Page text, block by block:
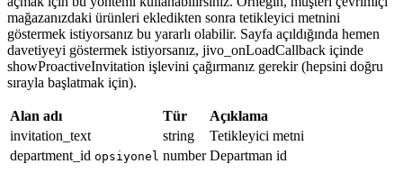
mağazanızdaki ürünleri ekledikten sonra tetikleyici metnini
göstermek istiyorsanız bu yararlı olabilir. Sayfa açıldığında hemen
davetiyeyi göstermek istiyorsanız, jivo_onLoadCallback içinde
showProactiveInvitation işlevini çağırmanız gerekir (hepsini doğru
sırayla başlatmak için).
Alan adı Tür
Açıklama
invitation_text
string
Tetikleyici metni
department_id opsiyonel number Departman id